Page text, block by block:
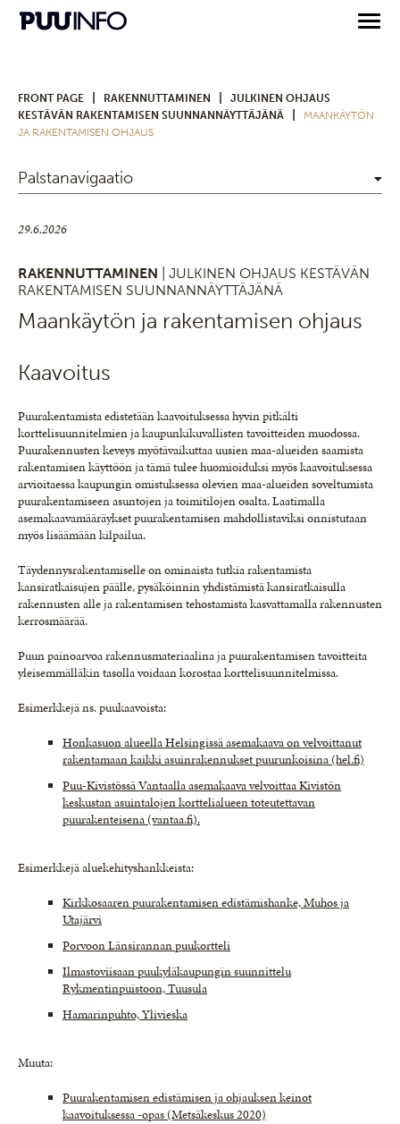
FRONT PAGE RAKENNUTTAMINEN
JULKINEN OHJAUS
KESTÄVÄN RAKENTAMISEN SUUNNANNÄYTTÄJÄNÄ
MAANKÄYTÖN
JA RAKENTAMISEN OHJAUS
Palstanavigaatio
29.6.2026
RAKENNUTTAMINEN
| JULKINEN OHJAUS KESTÄVÄN
RAKENTAMISEN SUUNNANNÄYTTÄJÄNÄ
Maankäytön ja rakentamisen ohjaus
Kaavoitus
Puurakentamista edistetään kaavoituksessa hyvin pitkälti
korttelisuunnitelmien ja kaupunkikuvallisten tavoitteiden muodossa.
Puurakennusten keveys myötävaikuttaa uusien maa-alueiden saamista
rakentamisen käyttöön ja tämä tulee huomioiduksi myös kaavoituksessa
arvioitaessa kaupungin omistuksessa olevien maa-alueiden soveltumista
puurakentamiseen asuntojen ja toimitilojen osalta. Laatimalla
asemakaavamääräykset puurakentamisen mahdollistaviksi onnistutaan
myös lisäämään kilpailua.
Täydennysrakentamiselle on ominaista tutkia rakentamista
kansiratkaisujen päälle, pysäköinnin yhdistämistä kansiratkaisulla
rakennusten alle ja rakentamisen tehostamista kasvattamalla rakennusten
kerrosmäärää.
Puun painoarvoa rakennusmateriaalina ja puurakentamisen tavoitteita
yleisemmälläkin tasolla voidaan korostaa korttelisuunnitelmissa.
Esimerkkejä ns. puukaavoista:
Honkasuon alueella Helsingissä asemakaava on velvoittanut
rakentamaan kaikki asuinrakennukset puurunkoisina (hel.fi)
Puu-Kivistössä Vantaalla asemakaava velvoittaa Kivistön
keskustan asuintalojen korttelialueen toteutettavan
puurakenteisena (vantaa.fi).
Esimerkkejä aluekehityshankkeista:
Kirkkosaaren puurakentamisen edistämishanke, Muhos ja
Utajärvi
Porvoon Länsirannan puukortteli
Ilmastoviisaan puukyläkaupungin suunnittelu
Rykmentinpuistoon, Tuusula
Hamarinpuhto, Ylivieska
Muuta:
Puurakentamisen edistämisen ja ohjauksen keinot
kaavoituksessa -opas (Metsäkeskus 2020)